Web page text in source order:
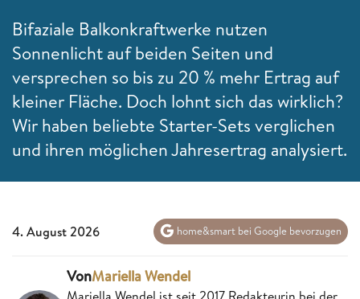
Bifaziale Balkonkraftwerke nutzen
Sonnenlicht auf beiden Seiten und
versprechen so bis zu 20 % mehr Ertrag auf
kleiner Fläche. Doch lohnt sich das wirklich?
Wir haben beliebte Starter-Sets verglichen
und ihren möglichen Jahresertrag analysiert.
4. August 2026 home&smart bei Google bevorzugen
VonMariella Wendel